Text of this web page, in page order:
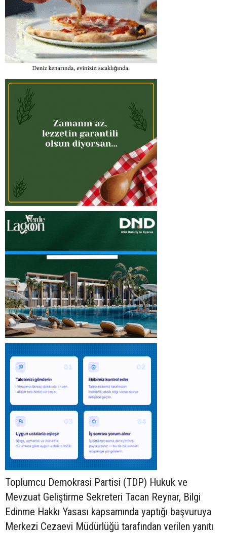
Toplumcu Demokrasi Partisi (TDP) Hukuk ve
Mevzuat Geliştirme Sekreteri Tacan Reynar, Bilgi
Edinme Hakkı Yasası kapsamında yaptığı başvuruya
Merkezi Cezaevi Müdürlüğü tarafından verilen yanıtı